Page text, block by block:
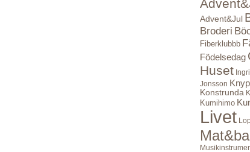
Advent&Jul
Broderi
Fiberklubbb
Födelsedag
Huset
Jonsson
Konstrunda
Kumihimo
Livet